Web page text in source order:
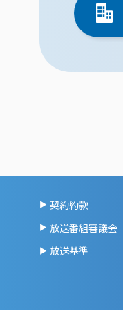
契約約款
放送番組審議会
放送基準